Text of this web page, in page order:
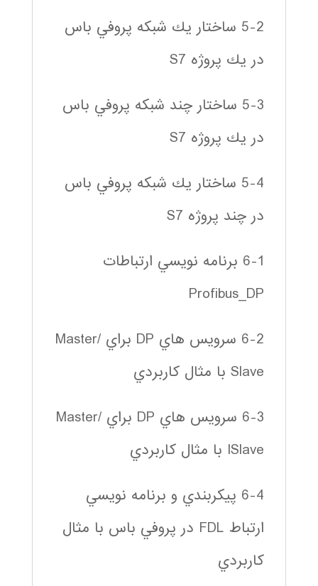
5-2 ساختار يك شبكه پروفي باس
در يك پروژه S7
5-3 ساختار چند شبكه پروفي باس
در يك پروژه S7
5-4 ساختار يك شبكه پروفي باس
در چند پروژه S7
6-1 برنامه نويسي ارتباطات
Profibus_DP
6-2 سرويس هاي DP براي Master/
Slave با مثال كاربردي
6-3 سرويس هاي DP براي Master/
ISlave با مثال كاربردي
6-4 پيكربندي و برنامه نويسي
ارتباط FDL در پروفي باس با مثال
كاربردي